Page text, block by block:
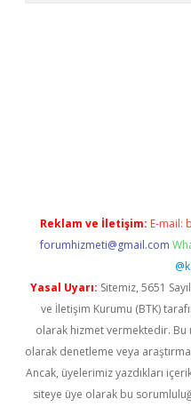
Reklam ve İletişim: E-mail:
forumhizmeti@gmail.com
Yasal Uyarı: Sitemiz, 5651
ve İletişim Kurumu (BTK)
olarak hizmet vermektedir.
olarak denetleme veya
Ancak, üyelerimiz yazdıkları
siteye üye olarak bu